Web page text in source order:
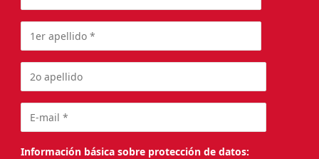
Información básica sobre protección de datos: